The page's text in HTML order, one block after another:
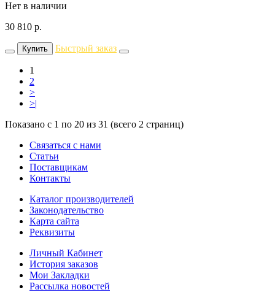
Нет в наличии
30 810 р.
Купить Быстрый заказ
1
2
>
>|
Показано с 1 по 20 из 31 (всего 2 страниц)
Связаться с нами
Статьи
Поставщикам
Контакты
Каталог производителей
Законодательство
Карта сайта
Реквизиты
Личный Кабинет
История заказов
Мои Закладки
Рассылка новостей